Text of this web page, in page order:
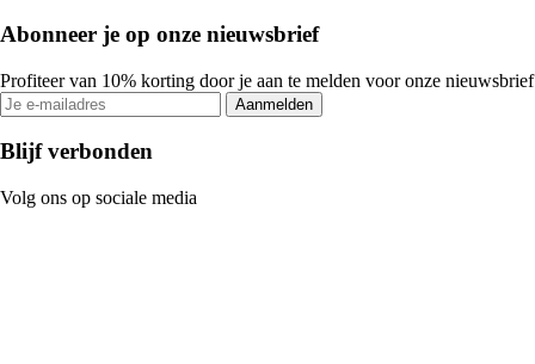
Abonneer je op onze nieuwsbrief
Profiteer van 10% korting door je aan te melden voor onze nieuwsbrief
Aanmelden
Blijf verbonden
Volg ons op sociale media